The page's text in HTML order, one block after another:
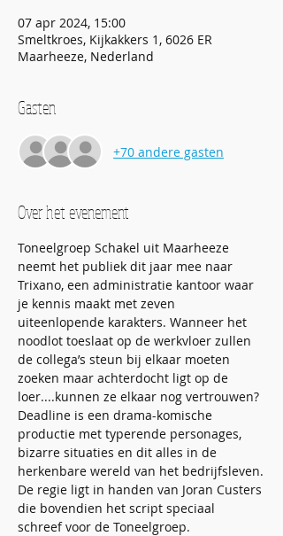
07 apr 2024, 15:00
Smeltkroes, Kijkakkers 1, 6026 ER
Maarheeze, Nederland
Gasten
+70 andere gasten
Over het evenement
Toneelgroep Schakel uit Maarheeze
neemt het publiek dit jaar mee naar
Trixano, een administratie kantoor waar
je kennis maakt met zeven
uiteenlopende karakters. Wanneer het
noodlot toeslaat op de werkvloer zullen
de collega’s steun bij elkaar moeten
zoeken maar achterdocht ligt op de
loer....kunnen ze elkaar nog vertrouwen?
Deadline is een drama-komische
productie met typerende personages,
bizarre situaties en dit alles in de
herkenbare wereld van het bedrijfsleven.
De regie ligt in handen van Joran Custers
die bovendien het script speciaal
schreef voor de Toneelgroep.